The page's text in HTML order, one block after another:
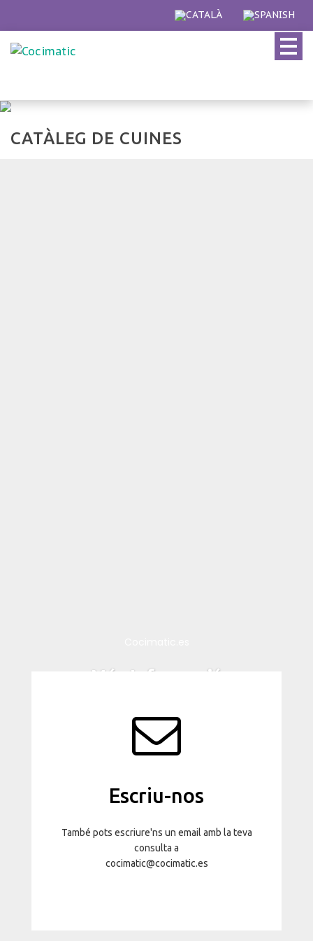
content
CATÀLEG DE CUINES
Més Informació
Escriu-nos
També pots escriure'ns un email amb la teva
consulta a
cocimatic@cocimatic.es